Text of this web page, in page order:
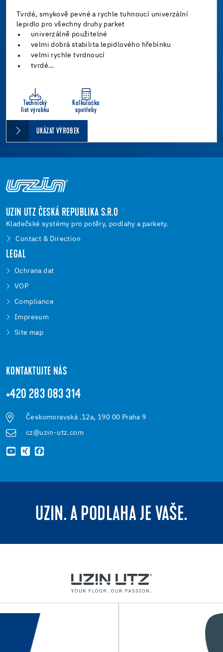
Tvrdé, smykově pevné a rychle tuhnoucí univerzální
lepidlo pro všechny druhy parket
univerzálně použitelné
velmi dobrá stabilita lepidlového hřebínku
velmi rychle tvrdnoucí
tvrdé…
Technický
list výrobku
Kalkulačka
spotřeby
UKÁZAT VÝROBEK
UZIN UTZ ČESKÁ REPUBLIKA S.R.O
Kladečské systémy pro potěry, podlahy a parkety.
Contact & Direction
LEGAL
Ochrana dat
VOP
Compliance
Impresum
Site map
KONTAKTUJTE NÁS
+420 283 083 314
Českomoravská .12a, 190 00 Praha 9
cz@uzin-utz.com
UZIN. A PODLAHA JE VAŠE.